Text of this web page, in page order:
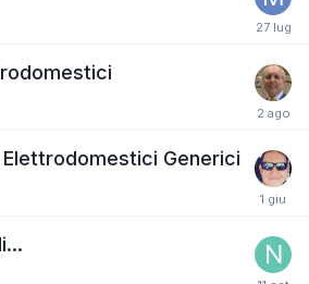
Elettrodomestici Generici